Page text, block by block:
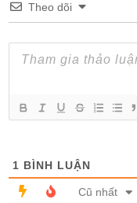
Theo dõi
1 BÌNH LUẬN
Cũ nhất